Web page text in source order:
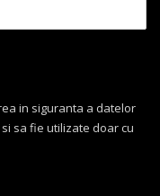
in siguranta a datelor
sa fie utilizate doar cu